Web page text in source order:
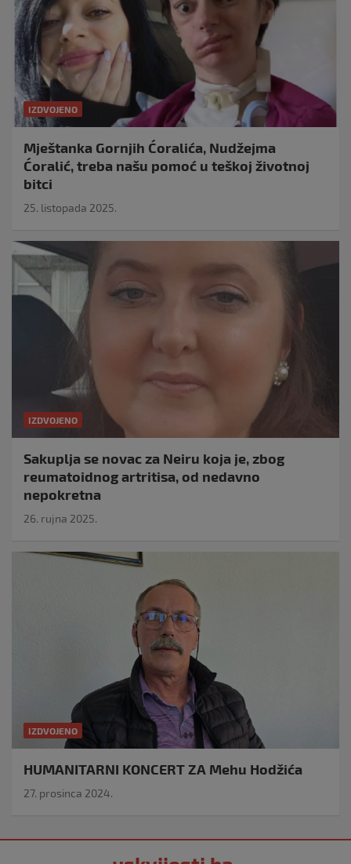
IZDVOJENO
Mještanka Gornjih Ćoralića, Nudžejma
Ćoralić, treba našu pomoć u teškoj životnoj
bitci
25. listopada 2025.
IZDVOJENO
Sakuplja se novac za Neiru koja je, zbog
reumatoidnog artritisa, od nedavno
nepokretna
26. rujna 2025.
IZDVOJENO
HUMANITARNI KONCERT ZA Mehu Hodžića
27. prosinca 2024.